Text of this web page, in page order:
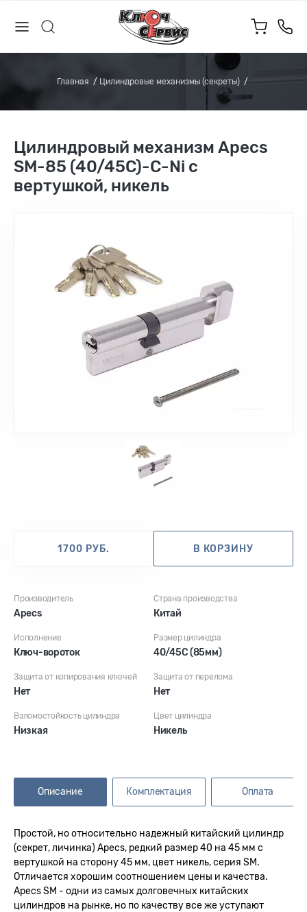
Главная Цилиндровые механизмы (секреты)
Цилиндровый механизм Apecs
SM-85 (40/45C)-C-Ni с
вертушкой, никель
Производитель
Apecs
Страна производства
Китай
Исполнение
Ключ-вороток
Размер цилиндра
40/45C (85мм)
Защита от копирования ключей
Нет
Защита от перелома
Нет
Взломостойкость цилиндра
Низкая
Цвет цилиндра
Никель
1700 РУБ. В КОРЗИНУ
Описание Комплектация Оплата
Простой, но относительно надежный китайский цилиндр
(секрет, личинка) Apecs, редкий размер 40 на 45 мм с
вертушкой на сторону 45 мм, цвет никель, серия SM.
Отличается хорошим соотношением цены и качества.
Apecs SM - одни из самых долговечных китайских
цилиндров на рынке, но по качеству все же уступают